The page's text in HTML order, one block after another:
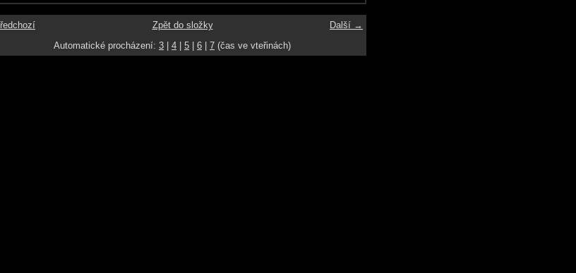
Další →
Zpět do složky
Automatické procházení: 3 4 5 6 7 (čas ve vteřinách)